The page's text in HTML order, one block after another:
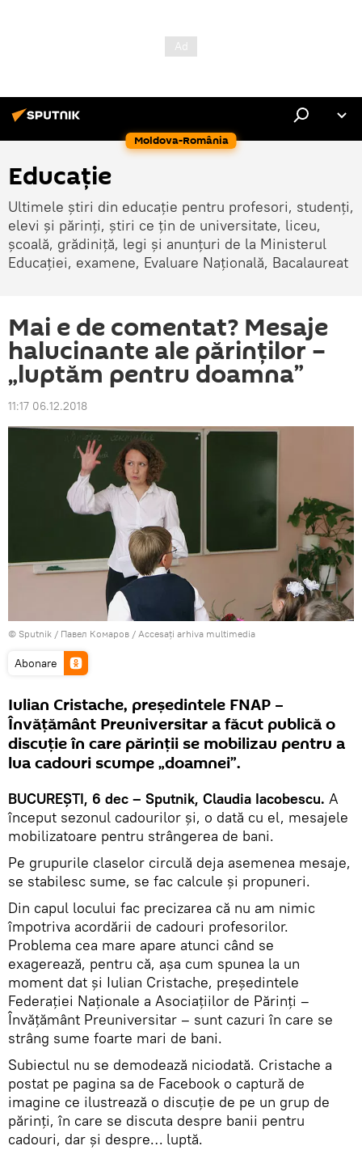
Moldova-România
Educație
Ultimele știri din educație pentru profesori, studenți,
elevi și părinți, știri ce țin de universitate, liceu,
școală, grădiniță, legi și anunțuri de la Ministerul
Educației, examene, Evaluare Națională, Bacalaureat
Mai e de comentat? Mesaje
halucinante ale părinţilor –
„luptăm pentru doamna”
11:17 06.12.2018
© Sputnik / Павел Комаров / Accesați arhiva multimedia
Abonare
Iulian Cristache, preşedintele FNAP –
Învăţământ Preuniversitar a făcut publică o
discuţie în care părinţii se mobilizau pentru a
lua cadouri scumpe „doamnei”.
BUCUREŞTI, 6 dec – Sputnik, Claudia Iacobescu. A
început sezonul cadourilor şi, o dată cu el, mesajele
mobilizatoare pentru strângerea de bani.
Pe grupurile claselor circulă deja asemenea mesaje,
se stabilesc sume, se fac calcule şi propuneri.
Din capul locului fac precizarea că nu am nimic
împotriva acordării de cadouri profesorilor.
Problema cea mare apare atunci când se
exagerează, pentru că, aşa cum spunea la un
moment dat şi Iulian Cristache, preşedintele
Federaţiei Naţionale a Asociaţiilor de Părinţi –
Învăţământ Preuniversitar – sunt cazuri în care se
strâng sume foarte mari de bani.
Subiectul nu se demodează niciodată. Cristache a
postat pe pagina sa de Facebook o captură de
imagine ce ilustrează o discuţie de pe un grup de
părinţi, în care se discuta despre banii pentru
cadouri, dar şi despre… luptă.